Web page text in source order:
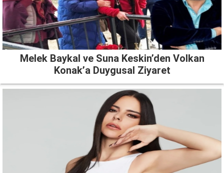
Melek Baykal ve Suna Keskin’den Volkan
Konak’a Duygusal Ziyaret